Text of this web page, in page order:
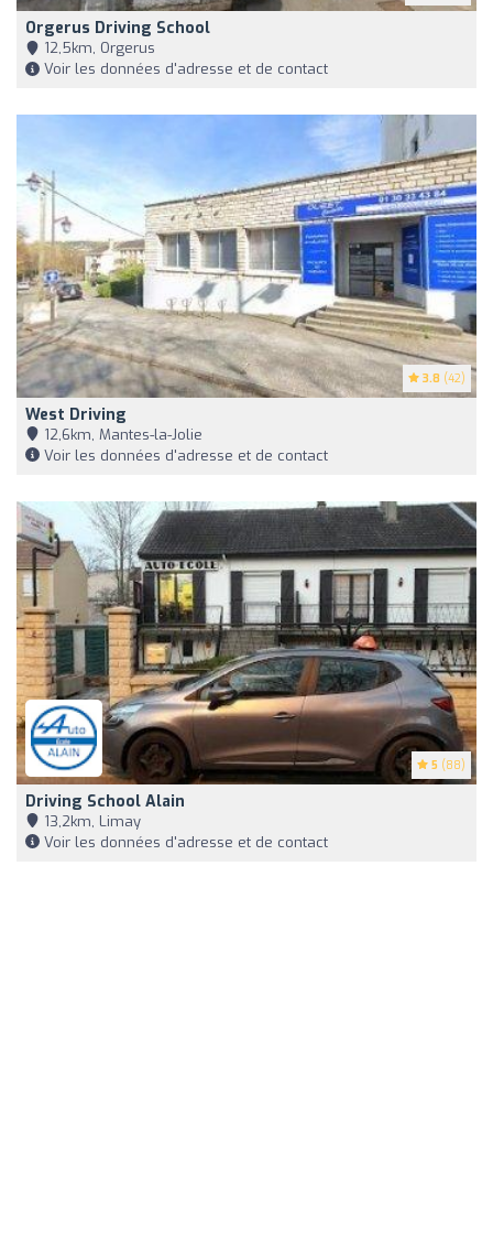
Orgerus Driving School
12,5km, Orgerus
Voir les données d'adresse et de contact
3.8 (42)
West Driving
12,6km, Mantes-la-Jolie
Voir les données d'adresse et de contact
5 (88)
Driving School Alain
13,2km, Limay
Voir les données d'adresse et de contact